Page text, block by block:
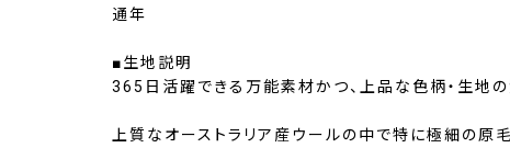
通年
■生地説明
365日活躍できる万能素材かつ、上品な色柄・生地の
上質なオーストラリア産ウールの中で特に極細の